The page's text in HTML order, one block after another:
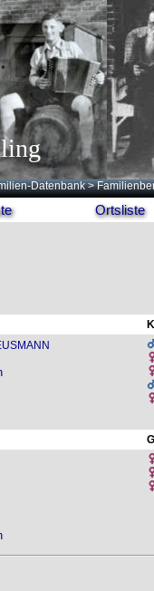
Datenbank >
Ortsliste